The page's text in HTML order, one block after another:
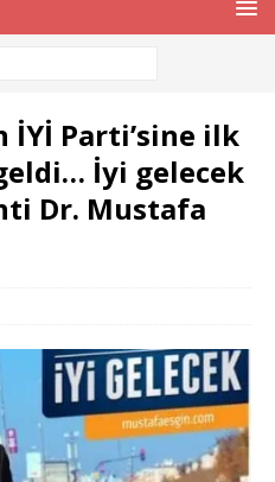
İYİ Parti’sine ilk
İyi gelecek
Dr. Mustafa